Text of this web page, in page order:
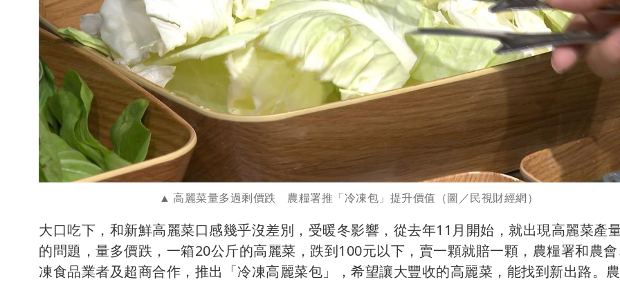
高麗菜量多過剩價跌 農糧署推「冷凍包」提升價值（圖／民視財經網）
大口吃下，和新鮮高麗菜口感幾乎沒差別，受暖冬影響，從去年11月開始，就出現高麗菜產
的問題，量多價跌，一箱20公斤的高麗菜，跌到100元以下，賣一顆就賠一顆，農糧署和農
凍食品業者及超商合作，推出「冷凍高麗菜包」，希望讓大豐收的高麗菜，能找到新出路。